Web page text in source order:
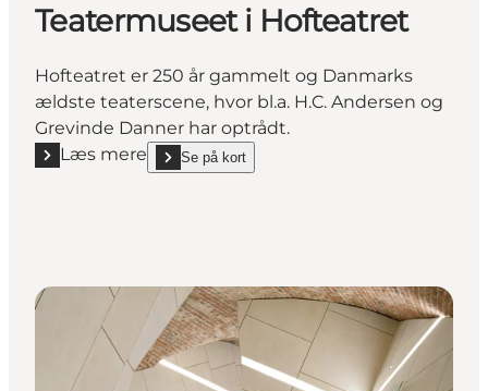
Teatermuseet i Hofteatret
Hofteatret er 250 år gammelt og Danmarks
ældste teaterscene, hvor bl.a. H.C. Andersen og
Grevinde Danner har optrådt.
Læs mere
Læs mere "Teatermuseet i Hofteatret"
Se på kort
show Teatermuseet i Hofteatret on_map